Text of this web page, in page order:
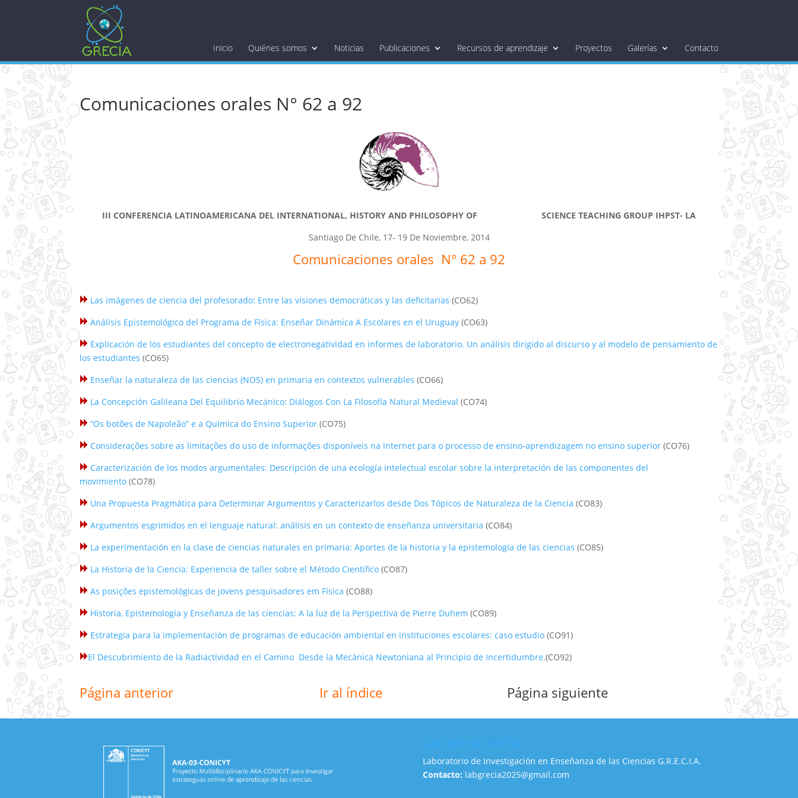
Inicio Quiénes somos Noticias Publicaciones Recursos de aprendizaje Proyectos Galerías Contacto
Comunicaciones orales N° 62 a 92
III CONFERENCIA LATINOAMERICANA DEL INTERNATIONAL, HISTORY AND PHILOSOPHY OF SCIENCE TEACHING GROUP IHPST- LA
Santiago De Chile, 17- 19 De Noviembre, 2014
Comunicaciones orales N° 62 a 92
Las imágenes de ciencia del profesorado: Entre las visiones democráticas y las deficitarias (CO62)
Análisis Epistemológico del Programa de Física: Enseñar Dinámica A Escolares en el Uruguay (CO63)
Explicación de los estudiantes del concepto de electronegatividad en informes de laboratorio. Un análisis dirigido al discurso y al modelo de pensamiento de
los estudiantes (CO65)
Enseñar la naturaleza de las ciencias (NOS) en primaria en contextos vulnerables (CO66)
La Concepción Galileana Del Equilibrio Mecánico: Diálogos Con La Filosofía Natural Medieval (CO74)
“Os botões de Napoleão” e a Química do Ensino Superior (CO75)
Considerações sobre as limitações do uso de informações disponíveis na internet para o processo de ensino-aprendizagem no ensino superior (CO76)
Caracterización de los modos argumentales: Descripción de una ecología intelectual escolar sobre la interpretación de las componentes del
movimiento (CO78)
Una Propuesta Pragmática para Determinar Argumentos y Caracterizarlos desde Dos Tópicos de Naturaleza de la Ciencia (CO83)
Argumentos esgrimidos en el lenguaje natural: análisis en un contexto de enseñanza universitaria (CO84)
La experimentación en la clase de ciencias naturales en primaria: Aportes de la historia y la epistemología de las ciencias (CO85)
La Historia de la Ciencia: Experiencia de taller sobre el Método Científico (CO87)
As posições epistemológicas de jovens pesquisadores em Física (CO88)
Historia, Epistemología y Enseñanza de las ciencias: A la luz de la Perspectiva de Pierre Duhem (CO89)
Estrategia para la implementación de programas de educación ambiental en instituciones escolares: caso estudio (CO91)
El Descubrimiento de la Radiactividad en el Camino Desde la Mecánica Newtoniana al Principio de Incertidumbre.(CO92)
Página anterior Ir al índice Página siguiente
Laboratorio de Investigación en Enseñanza de las Ciencias G.R.E.C.I.A.
Contacto: labgrecia2025@gmail.com